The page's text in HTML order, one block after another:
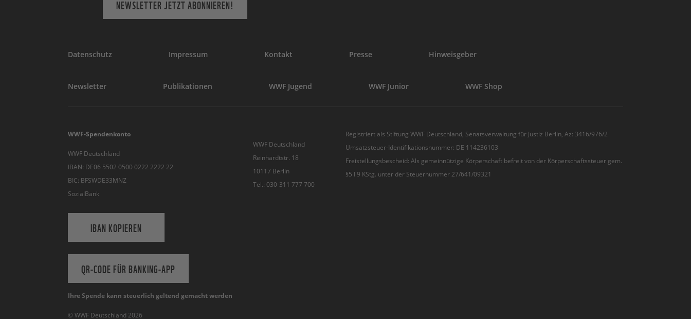
NEWSLETTER JETZT ABONNIEREN!
Datenschutz Impressum Kontakt Presse Hinweisgeber
Newsletter Publikationen WWF Jugend WWF Junior WWF Shop
WWF-Spendenkonto
WWF Deutschland
IBAN: DE06 5502 0500 0222 2222 22
BIC: BFSWDE33MNZ
SozialBank
IBAN KOPIEREN
QR-CODE FÜR BANKING-APP
WWF Deutschland
Reinhardtstr. 18
10117 Berlin
Tel.: 030-311 777 700
Ihre Spende kann steuerlich geltend gemacht werden
Registriert als Stiftung WWF Deutschland, Senatsverwaltung für Justiz Berlin, Az: 3416/976/2
Umsatzsteuer-Identifikationsnummer: DE 114236103
Freistellungsbescheid: Als gemeinnützige Körperschaft befreit von der Körperschaftssteuer gem.
§5 I 9 KStg. unter der Steuernummer 27/641/09321
© WWF Deutschland 2026